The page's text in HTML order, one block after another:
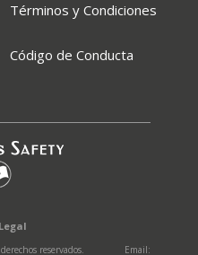
Términos y Condiciones
Código de Conducta
derechos reservados. Email: